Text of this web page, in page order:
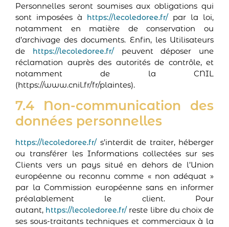
Personnelles seront soumises aux obligations qui
sont imposées à https://lecoledoree.fr/par la loi,
notamment en matière de conservation ou
d’archivage des documents. Enfin, les Utilisateurs
de https://lecoledoree.fr/peuvent déposer une
réclamation auprès des autorités de contrôle, et
notamment de la CNIL
(https://www.cnil.fr/fr/plaintes).
7.4 Non-communication des
données personnelles
https://lecoledoree.fr/ s’interdit de traiter, héberger
ou transférer les Informations collectées sur ses
Clients vers un pays situé en dehors de l’Union
européenne ou reconnu comme « non adéquat »
par la Commission européenne sans en informer
préalablement le client. Pour
autant, https://lecoledoree.fr/ reste libre du choix de
ses sous-traitants techniques et commerciaux à la